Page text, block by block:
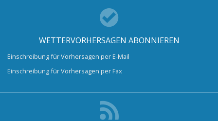
WETTERVORHERSAGEN ABONNIEREN
Einschreibung für Vorhersagen per E-Mail
Einschreibung für Vorhersagen per Fax